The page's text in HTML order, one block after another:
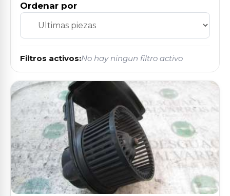
Ordenar por
Filtros activos:No hay ningun filtro activo